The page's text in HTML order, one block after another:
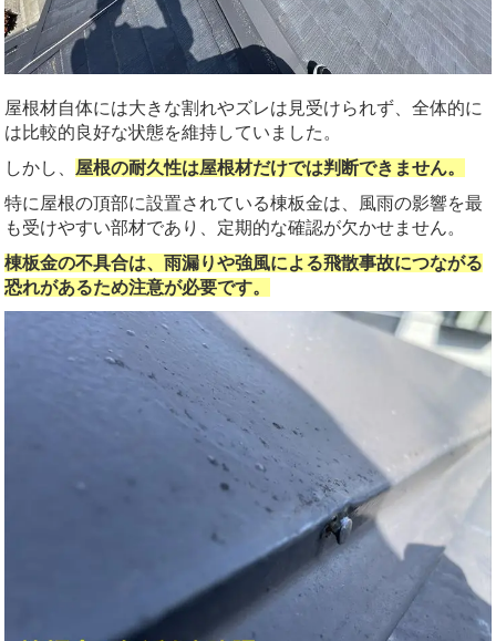
屋根材自体には大きな割れやズレは見受けられず、全体的に
は比較的良好な状態を維持していました。
しかし、 屋根の耐久性は屋根材だけでは判断できません。
特に屋根の頂部に設置されている棟板金は、風雨の影響を最
も受けやすい部材であり、定期的な確認が欠かせません。
棟板金の不具合は、雨漏りや強風による飛散事故につながる
恐れがあるため注意が必要です。